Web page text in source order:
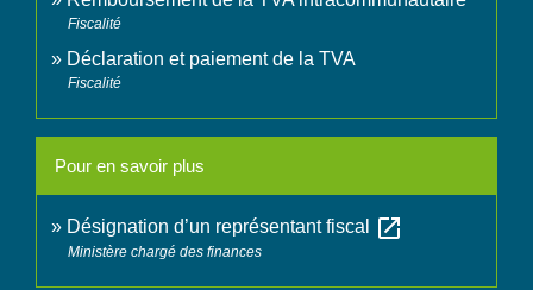
Fiscalité
Déclaration et paiement de la TVA
Fiscalité
Pour en savoir plus
Désignation d’un représentant fiscal open_in_new
Ministère chargé des finances